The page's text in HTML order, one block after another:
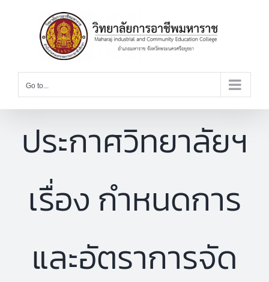
Go to...
ประกาศวิทยาลัยฯ
เรื่อง กำหนดการ
และอัตราการจัด